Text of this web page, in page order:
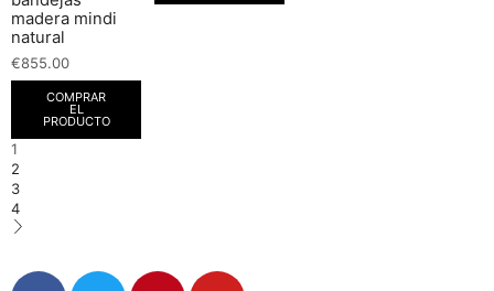
madera mindi
natural
€855.00
COMPRAR
EL
PRODUCTO
1
2
3
4